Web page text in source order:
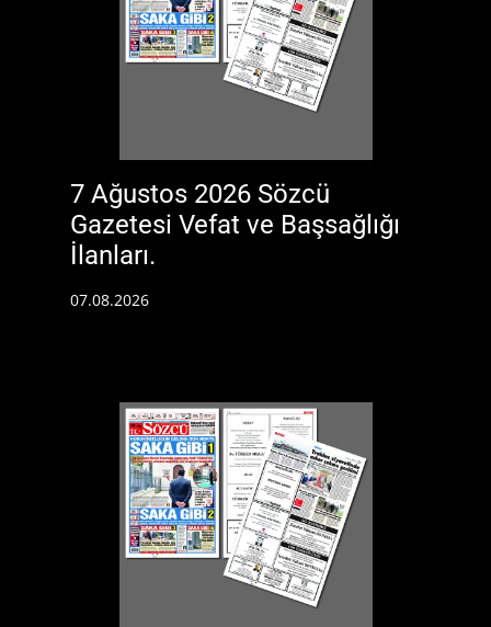
7 Ağustos 2026 Sözcü
Gazetesi Vefat ve Başsağlığı
İlanları.
07.08.2026